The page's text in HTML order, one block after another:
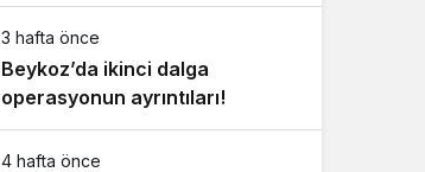
3 hafta önce
Beykoz’da ikinci dalga
operasyonun ayrıntıları!
4 hafta önce